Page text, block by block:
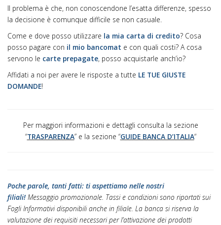
Il problema è che, non conoscendone l’esatta differenze, spesso
la decisione è comunque difficile se non casuale.
Come e dove posso utilizzare la mia carta di credito? Cosa
posso pagare con il mio bancomat e con quali costi? A cosa
servono le carte prepagate, posso acquistarle anch’io?
Affidati a noi per avere le risposte a tutte LE TUE GIUSTE
DOMANDE!
Per maggiori informazioni e dettagli consulta la sezione
“TRASPARENZA” e la sezione “GUIDE BANCA D’ITALIA“
Poche parole, tanti fatti: ti aspettiamo nelle nostri
filiali! Messaggio promozionale. Tassi e condizioni sono riportati sui
Fogli Informativi disponibili anche in filiale. La banca si riserva la
valutazione dei requisiti necessari per l’attivazione dei prodotti